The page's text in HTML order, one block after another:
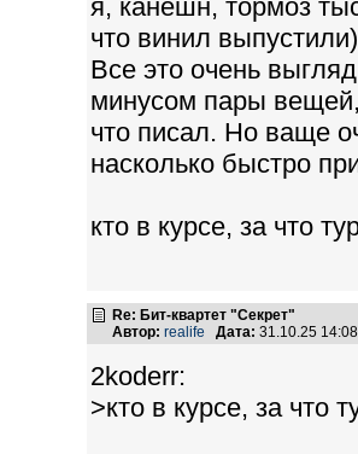
я, канешн, тормоз
что винил
Все это очень
минусом пары
что писал. Но ваще
насколько быстро
кто в курсе, за что
Re: Бит-квартет "Секрет"
Автор: realife Дата: 31.10.25
2koderr:
>кто в курсе, за что